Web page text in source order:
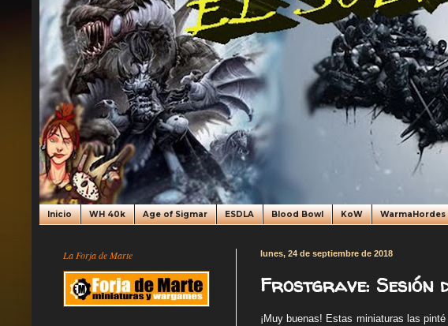
Inicio WH 40k Age of Sigmar ESDLA Blood Bowl KoW WarmaHordes
lunes, 24 de septiembre de 2018
Frostgrave: Sesión
¡Muy buenas! Estas miniaturas las
La Forja de Marte